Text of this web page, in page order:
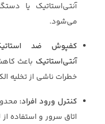
آنتی‌استاتیک یا
می‌شود.
کفپوش ضد
آنتی‌استاتیک باعث
خطرات ناشی از تخلیه
کنترل ورود افراد:
اتاق سرور و استفاده